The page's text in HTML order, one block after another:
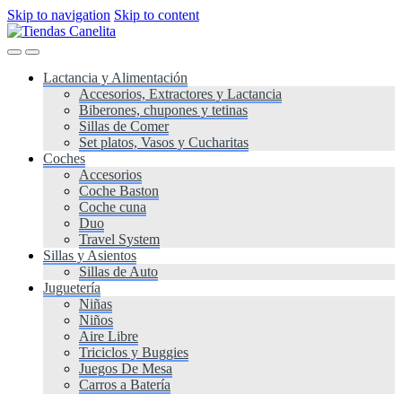
Skip to navigation Skip to content
Lactancia y Alimentación
Accesorios, Extractores y Lactancia
Biberones, chupones y tetinas
Sillas de Comer
Set platos, Vasos y Cucharitas
Coches
Accesorios
Coche Baston
Coche cuna
Duo
Travel System
Sillas y Asientos
Sillas de Auto
Juguetería
Niñas
Niños
Aire Libre
Triciclos y Buggies
Juegos De Mesa
Carros a Batería